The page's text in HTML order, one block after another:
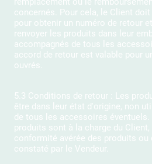
concernés. Pour cela, le Client
pour obtenir un numéro de retour
renvoyer les produits dans leur
accompagnés de tous les
accord de retour est valable pour
ouvrés.
5.3 Conditions de retour : Les
être dans leur état d'origine, non
de tous les accessoires
produits sont à la charge du
conformité avérée des produits ou
constaté par le Vendeur.